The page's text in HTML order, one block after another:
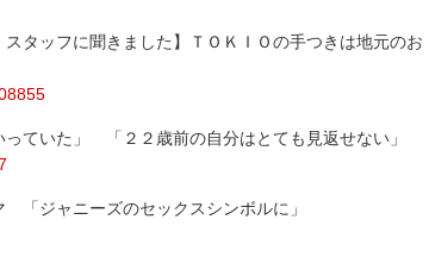
タッフに聞きました】ＴＯＫＩＯの手つきは地元のお
ていた」 「２２歳前の自分はとても見返せない」
「ジャニーズのセックスシンボルに」